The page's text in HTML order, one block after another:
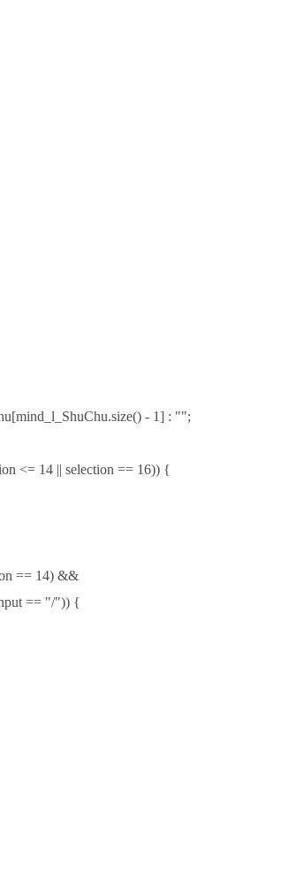
- 1] : "";
<= 14 || selection == 16)) {
== 14) &&
== "/")) {